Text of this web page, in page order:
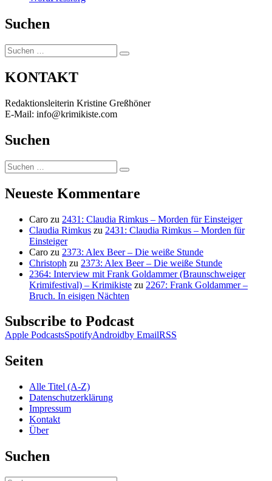
Suchen
Suchen
nach:
Suchen
KONTAKT
Redaktionsleiterin Kristine Greßhöner
E-Mail: info@krimikiste.com
Suchen
Suchen
nach:
Suchen
Neueste Kommentare
Caro zu 2431: Claudia Rimkus – Morden für Einsteiger
Claudia Rimkus zu 2431: Claudia Rimkus – Morden für
Einsteiger
Caro zu 2373: Alex Beer – Die weiße Stunde
Christoph zu 2373: Alex Beer – Die weiße Stunde
2364: Interview mit Frank Goldammer (Braunschweiger
Krimifestival) – Krimikiste zu 2267: Frank Goldammer –
Bruch. In eisigen Nächten
Subscribe to Podcast
Apple PodcastsSpotifyAndroidby EmailRSS
Seiten
Alle Titel (A-Z)
Datenschutzerklärung
Impressum
Kontakt
Über
Suchen